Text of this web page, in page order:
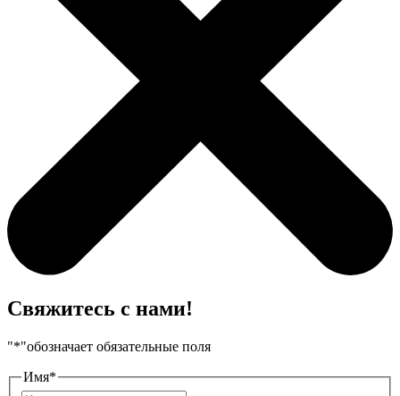
Свяжитесь с нами!
"*"обозначает обязательные поля
Имя*